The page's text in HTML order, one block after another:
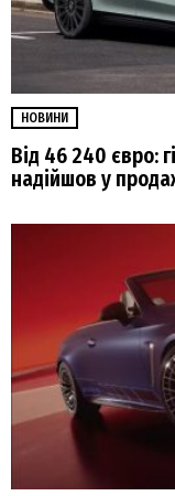
НОВИНИ
Від 46 240 євро:
надійшов у